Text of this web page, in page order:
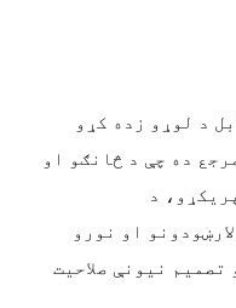
د لوړو زده کړو
ده چې د څانګو او
د
او نورو
نیونې صلاحیت